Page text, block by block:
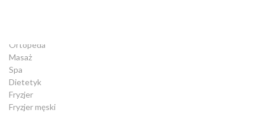
Ortopeda
Masaż
Spa
Dietetyk
Fryzjer
Fryzjer męski